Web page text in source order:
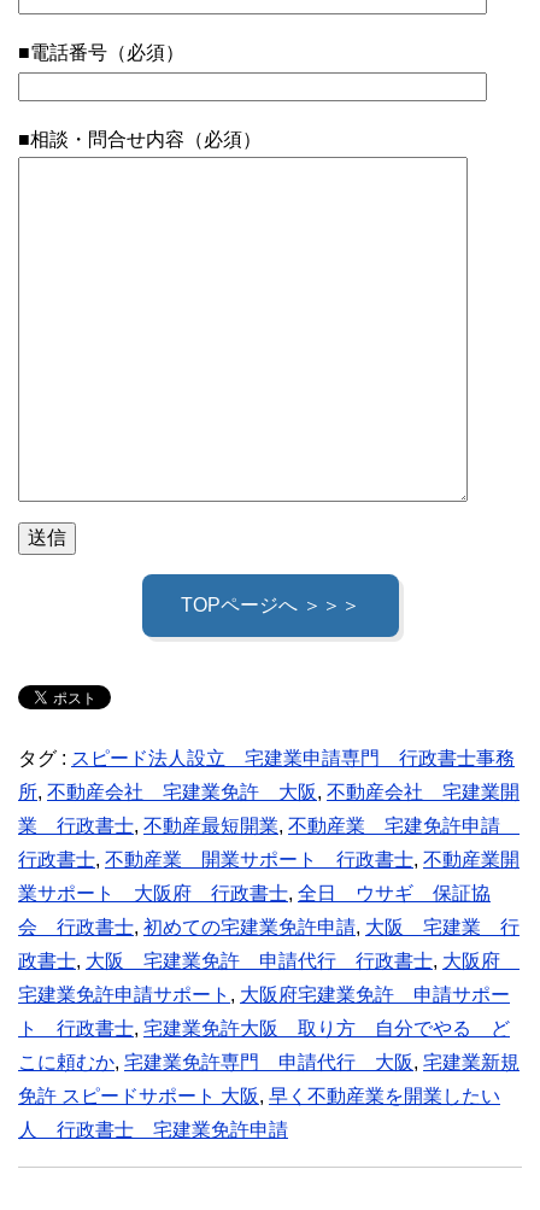
■電話番号（必須）
■相談・問合せ内容（必須）
TOPページへ ＞＞＞
タグ : スピード法人設立 宅建業申請専門 行政書士事務
所, 不動産会社 宅建業免許 大阪, 不動産会社 宅建業開
業 行政書士, 不動産最短開業, 不動産業 宅建免許申請
行政書士, 不動産業 開業サポート 行政書士, 不動産業開
業サポート 大阪府 行政書士, 全日 ウサギ 保証協
会 行政書士, 初めての宅建業免許申請, 大阪 宅建業 行
政書士, 大阪 宅建業免許 申請代行 行政書士, 大阪府
宅建業免許申請サポート , 大阪府宅建業免許 申請サポー
ト 行政書士, 宅建業免許大阪 取り方 自分でやる ど
こに頼むか, 宅建業免許専門 申請代行 大阪, 宅建業新規
免許 スピードサポート 大阪, 早く不動産業を開業したい
人 行政書士 宅建業免許申請